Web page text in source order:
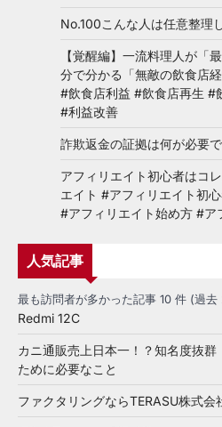
No.100こんな人は任意整理
【覚醒編】一流料理人が「
分で分かる「無敵の飲食店
#飲食店利益 #飲食店再生 #
#利益改善
詐欺返金の証拠は何が必要
アフィリエイト初心者はコ
エイト #アフィリエイト初
#アフィリエイト始め方 #
人気記事
最も訪問者が多かった記事 10 件 (過去
Redmi 12C
カニ通販売上日本一！？知名度抜群
ために必要なこと
ファクタリングならTERASU株式